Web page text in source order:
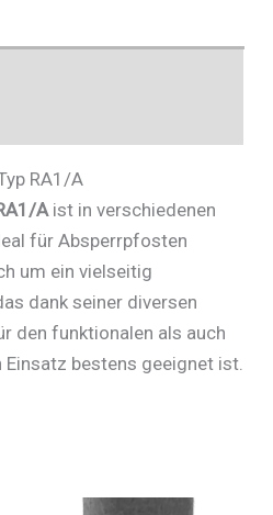
RA1/A
A ist in verschiedenen
für Absperrpfosten
um ein vielseitig
dank seiner diversen
den funktionalen als auch
bestens geeignet ist.